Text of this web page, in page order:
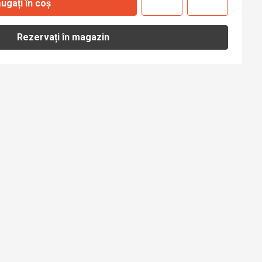
în coș
Rezervați în magazin